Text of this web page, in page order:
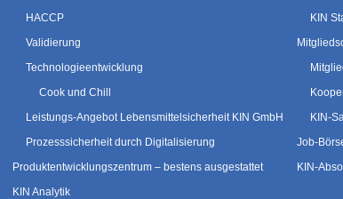
HACCP
Validierung
Technologieentwicklung
Cook und Chill
Leistungs-Angebot Lebensmittelsicherheit KIN GmbH
Prozesssicherheit durch Digitalisierung
Produktentwicklungszentrum – bestens ausgestattet
KIN Analytik
KIN
KIN-
Job-
KIN-